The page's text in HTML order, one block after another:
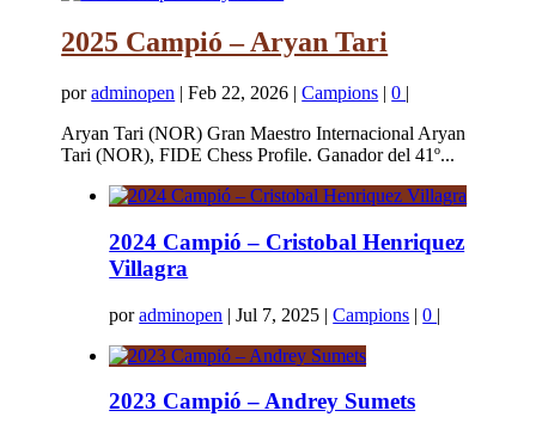
2025 Campió – Aryan Tari
poradminopen |Feb 22, 2026 |Campions |0 |
Aryan Tari (NOR) Gran Maestro Internacional Aryan
Tari (NOR), FIDE Chess Profile. Ganador del 41º...
2024 Campió – Cristobal Henriquez
Villagra
poradminopen |Jul 7, 2025 |Campions |0 |
2023 Campió – Andrey Sumets